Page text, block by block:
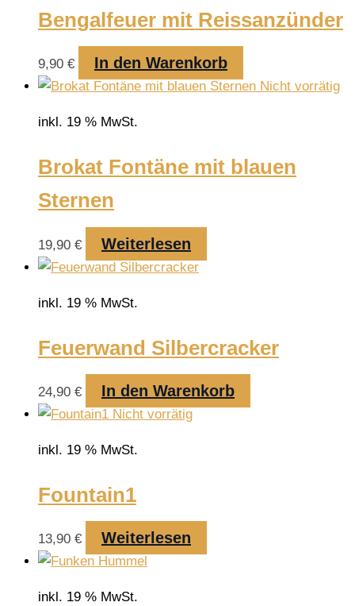
Bengalfeuer mit Reissanzünder
9,90 € In den Warenkorb
Nicht vorrätig
inkl. 19 % MwSt.
Brokat Fontäne mit blauen
Sternen
19,90 € Weiterlesen
inkl. 19 % MwSt.
Feuerwand Silbercracker
24,90 € In den Warenkorb
Nicht vorrätig
inkl. 19 % MwSt.
Fountain1
13,90 € Weiterlesen
inkl. 19 % MwSt.